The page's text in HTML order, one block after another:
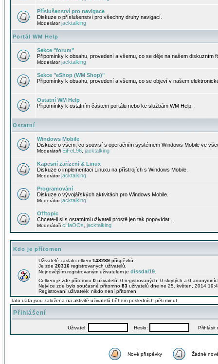
Příslušenství pro navigace
Diskuze o příslušenství pro všechny druhy navigací.
Moderátorjacktalking
Portál WM Help
Sekce "forum"
Připomínky k obsahu, provedení a všemu, co se děje na našem diskuzním
Moderátorjacktalking
Sekce "eShop (WM Shop)"
Připomínky k obsahu, provedení a všemu, co se objeví v našem
Ostatní WM Help
Připomínky k ostatním částem portálu nebo ke službám WM Help.
Ostatní
Windows Mobile
Diskuze o všem, co souvisí s operačním systémem Windows Mobile ve
Moderátoři EiFeL96 jacktalking
Kapesní zařízení & Linux
Diskuze o implementaci Linuxu na přístrojích s Windows Mobile.
Moderátorjacktalking
Programování
Diskuze o vývojářských aktivitách pro Windows Mobile.
Moderátorjacktalking
Offtopic
Chcete-li si s ostatními uživateli prostě jen tak popovídat...
Moderátoři cHaOOs jacktalking
Kdo je přítomen
Uživatelé zaslali celkem 148289 příspěvků.
Je zde 20316 registrovaných uživatelů.
Nejnovějším registrovaným uživatelem je dissdal19
Celkem je zde přítomno 0 uživatelů: 0 registrovaných, 0 skrytých a 0
Nejvíce zde bylo současně přítomno 83 uživatelů dne ne 25. květen, 2014
Registrovaní uživatelé: nikdo není přítomen
Tato data jsou založena na aktivitě uživatelů během posledních pěti minut
Přihlášení
Uživatel: Heslo: Přihlásit
Nové příspěvky Žádné